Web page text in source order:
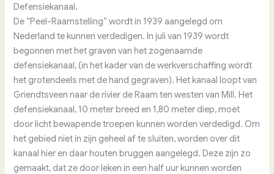
Defensiekanaal.
De “Peel-Raamstelling” wordt in 1939 aangelegd om
Nederland te kunnen verdedigen. In juli van 1939 wordt
begonnen met het graven van het zogenaamde
defensiekanaal, (in het kader van de werkverschaffing wordt
het grotendeels met de hand gegraven). Het kanaal loopt van
Griendtsveen naar de rivier de Raam ten westen van Mill. Het
defensiekanaal, 10 meter breed en 1,80 meter diep, moet
door licht bewapende troepen kunnen worden verdedigd. Om
het gebied niet in zijn geheel af te sluiten, worden over dit
kanaal hier en daar houten bruggen aangelegd. Deze zijn zo
gemaakt, dat ze door leken in een half uur kunnen worden